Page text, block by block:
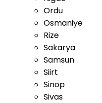
Ordu
Osmaniye
Rize
Sakarya
Samsun
Siirt
Sinop
Sivas